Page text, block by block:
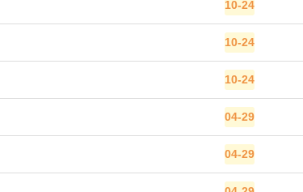
10-24
10-24
10-24
04-29
04-29